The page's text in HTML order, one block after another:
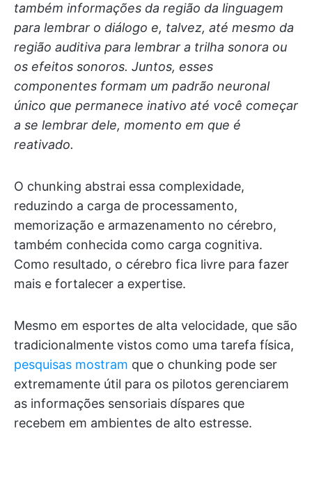
também informações da região da linguagem
para lembrar o diálogo e, talvez, até mesmo da
região auditiva para lembrar a trilha sonora ou
os efeitos sonoros. Juntos, esses
componentes formam um padrão neuronal
único que permanece inativo até você começar
a se lembrar dele, momento em que é
reativado.
O chunking abstrai essa complexidade,
reduzindo a carga de processamento,
memorização e armazenamento no cérebro,
também conhecida como carga cognitiva.
Como resultado, o cérebro fica livre para fazer
mais e fortalecer a expertise.
Mesmo em esportes de alta velocidade, que são
tradicionalmente vistos como uma tarefa física,
pesquisas mostram que o chunking pode ser
extremamente útil para os pilotos gerenciarem
as informações sensoriais díspares que
recebem em ambientes de alto estresse.